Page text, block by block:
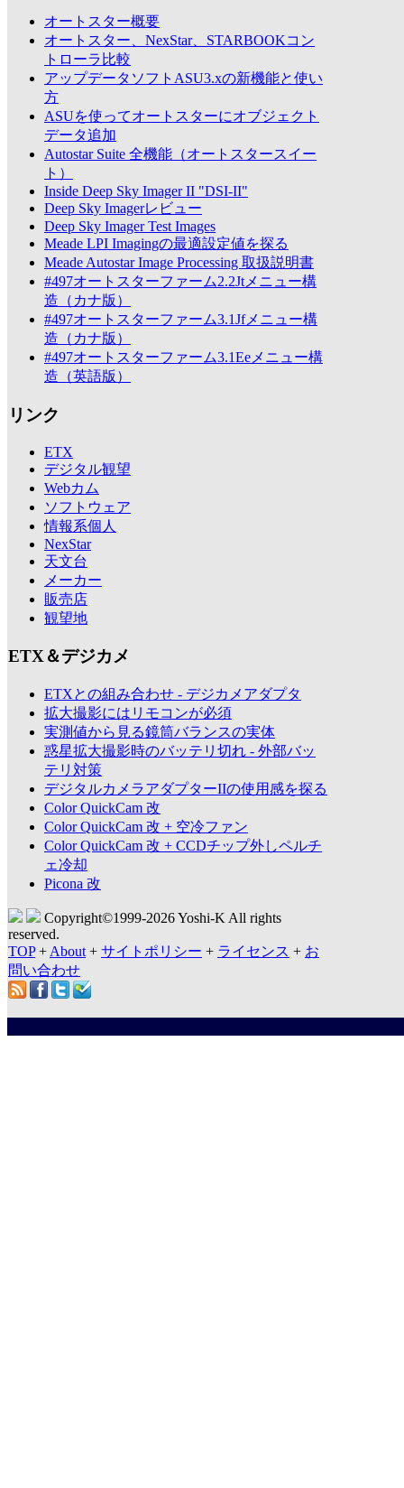
オートスター概要
オートスター、NexStar、STARBOOKコン
トローラ比較
アップデータソフトASU3.xの新機能と使い
方
ASUを使ってオートスターにオブジェクト
データ追加
Autostar Suite 全機能（オートスタースイー
ト）
Inside Deep Sky Imager II "DSI-II"
Deep Sky Imagerレビュー
Deep Sky Imager Test Images
Meade LPI Imagingの最適設定値を探る
Meade Autostar Image Processing 取扱説明書
#497オートスターファーム2.2Jtメニュー構
造（カナ版）
#497オートスターファーム3.1Jfメニュー構
造（カナ版）
#497オートスターファーム3.1Eeメニュー構
造（英語版）
リンク
ETX
デジタル観望
Webカム
ソフトウェア
情報系個人
NexStar
天文台
メーカー
販売店
観望地
ETX＆デジカメ
ETXとの組み合わせ - デジカメアダプタ
拡大撮影にはリモコンが必須
実測値から見る鏡筒バランスの実体
惑星拡大撮影時のバッテリ切れ - 外部バッ
テリ対策
デジタルカメラアダプターIIの使用感を探る
Color QuickCam 改
Color QuickCam 改 + 空冷ファン
Color QuickCam 改 + CCDチップ外しペルチ
ェ冷却
Picona 改
Copyright©1999-2026 Yoshi-K All rights
reserved.
TOP+ About + サイトポリシー + ライセンス + お
問い合わせ